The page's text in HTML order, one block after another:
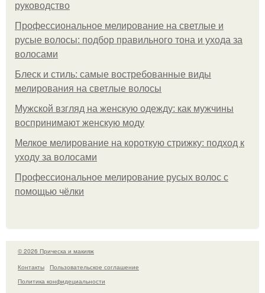
руководство
Профессиональное мелирование на светлые и
русые волосы: подбор правильного тона и ухода за
волосами
Блеск и стиль: самые востребованные виды
мелирования на светлые волосы
Мужской взгляд на женскую одежду: как мужчины
воспринимают женскую моду
Мелкое мелирование на короткую стрижку: подход к
уходу за волосами
Профессиональное мелирование русых волос с
помощью чёлки
© 2026 Прическа и макияж
Контакты
Пользовательское соглашение
Политика конфидециальности